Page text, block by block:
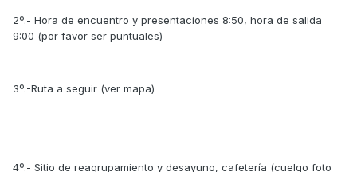
2º.- Hora de encuentro y presentaciones 8:50, hora de salida
9:00 (por favor ser puntuales)
3º.-Ruta a seguir (ver mapa)
4º.- Sitio de reagrupamiento y desayuno, cafetería (cuelgo foto